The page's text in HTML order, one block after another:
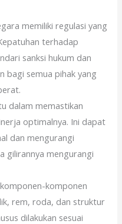
memiliki regulasi yang
terhadap
sanksi hukum dan
bagi semua pihak yang
dalam memastikan
optimalnya. Ini dapat
dan mengurangi
gilirannya mengurangi
komponen
rem, roda, dan struktur
dilakukan sesuai